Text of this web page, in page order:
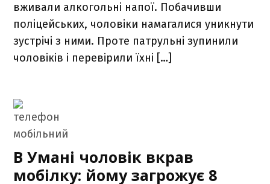
вживали алкогольні напої. Побачивши
поліцейських, чоловіки намагалися уникнути
зустрічі з ними. Проте патрульні зупинили
чоловіків і перевірили їхні […]
В Умані чоловік вкрав
мобілку: йому загрожує 8